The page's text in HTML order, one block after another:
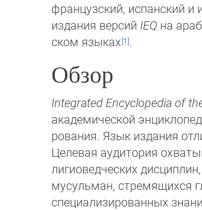
фран­цузский, испанский
из­да­ния версий IEQ на
ском языках
.
Обзор
Integrated Encyclopedia of
ака­демической
ро­ва­ния. Язык издания
Це­левая аудитория
лигиовед­ческих
му­суль­ман, стремящихся
спе­циа­ли­зи­ро­ван­ных